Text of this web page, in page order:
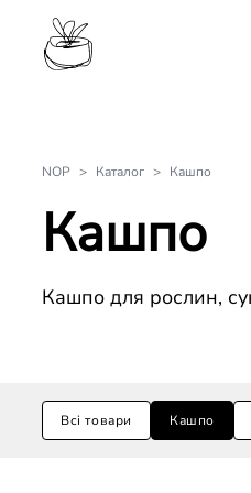
NOP > Каталог > Кашпо
Кашпо
Кашпо для рослин,
Товари по категоріям:
Всі товари Кашпо